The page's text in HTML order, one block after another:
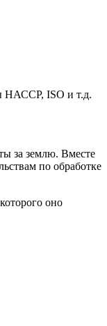
НАССР, ISO и т.д.
за землю. Вместе
по обработке
оно